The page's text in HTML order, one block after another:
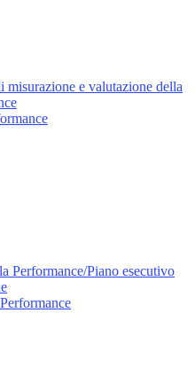
misurazione e valutazione della
Performance/Piano esecutivo